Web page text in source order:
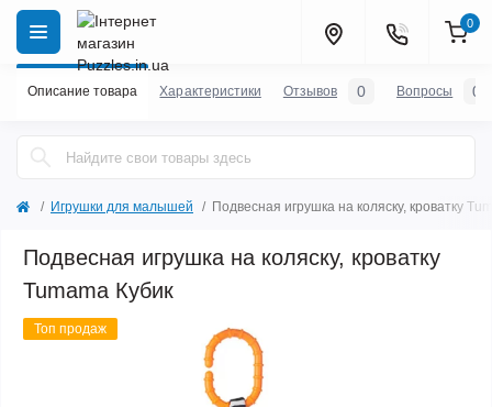
0
Игрушки для малышей Подвесная игрушка на коляску, кроватку
Подвесная игрушка на коляску, кроватку
Tumama Кубик
Топ продаж
Описание товара Характеристики Отзывов 0 Вопросы 0